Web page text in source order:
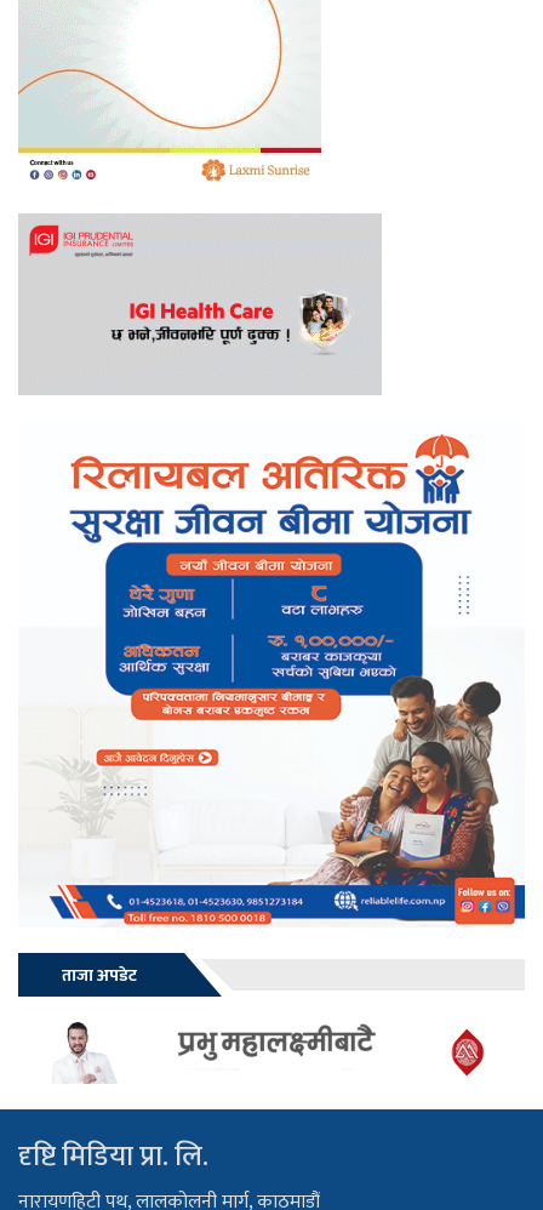
ताजा अपडेट
दृष्टि मिडिया प्रा. लि.
नारायणहिटी पथ, लालकोलनी मार्ग, काठमाडौं